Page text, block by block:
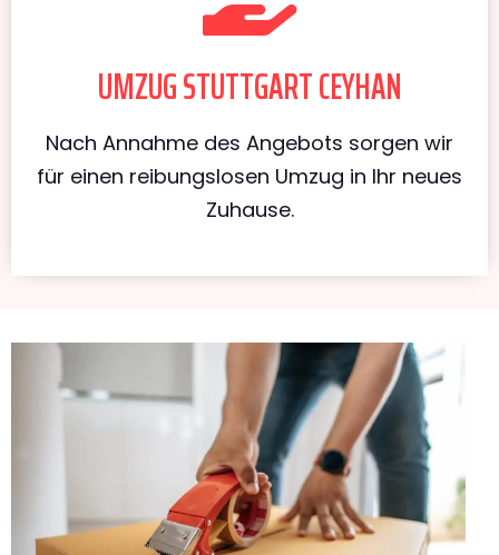
UMZUG STUTTGART CEYHAN
Nach Annahme des Angebots sorgen wir
für einen reibungslosen Umzug in Ihr neues
Zuhause.